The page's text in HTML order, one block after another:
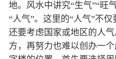
地。风水中讲究“生气”“旺
“人气”。这里的“人气”不仅
还要考虑国家或地区的人
方，再努力也难以创办一